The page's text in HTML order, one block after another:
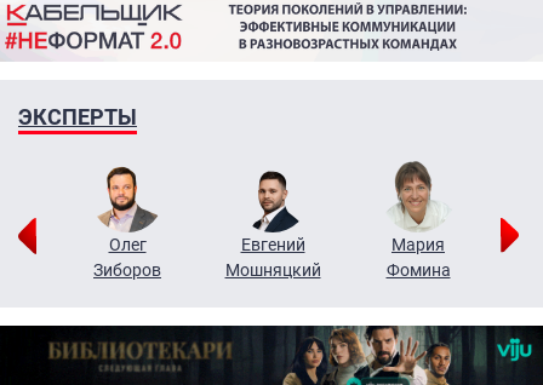
ЭКСПЕРТЫ
Олег
Зиборов
Евгений
Мошняцкий
Мария
Фомина